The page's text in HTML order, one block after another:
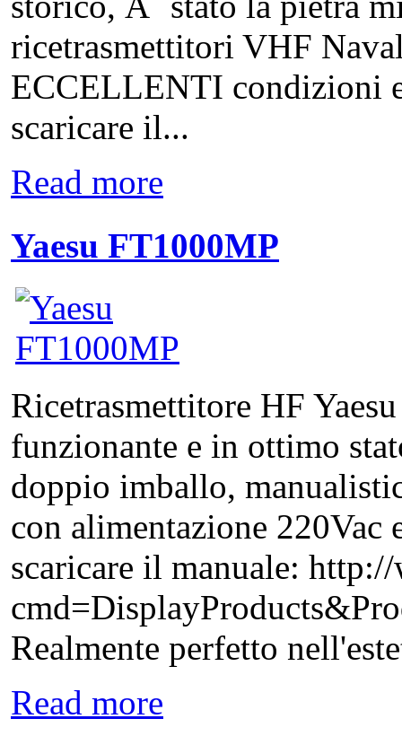
ricetrasmettitori VHF
ECCELLENTI condizioni
scaricare il...
Read more
Yaesu FT1000MP
Ricetrasmettitore HF
funzionante e in ottimo
doppio imballo,
con alimentazione 220Vac
scaricare il manuale:
Realmente perfetto
Read more